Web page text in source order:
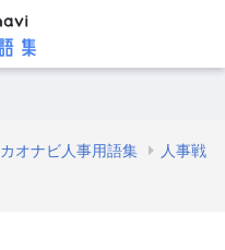
カオナビ人事用語集
人事戦